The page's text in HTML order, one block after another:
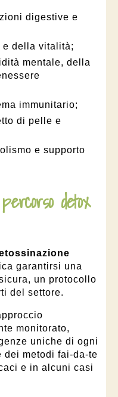
digestive e
e della vitalità;
mentale, della
immunitario;
di pelle e
e supporto
detox
garantirsi una
un protocollo
del settore.
monitorato,
uniche di ogni
dei metodi fai-da-te
e in alcuni casi